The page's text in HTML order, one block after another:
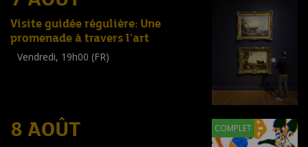
Visite guidée régulière: Une
promenade à travers l'art
Vendredi, 19h00 (FR)
8 AOÛT COMPLET